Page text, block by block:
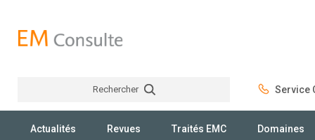
Rechercher Service
Actualités Revues Traités EMC Domaines